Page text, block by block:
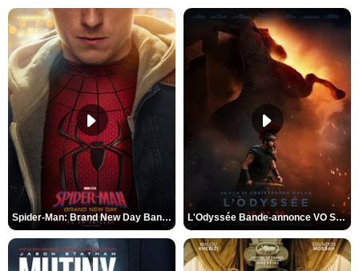
Spider-Man: Brand New Day Bande-annonce VO STFR L'Odyssée Bande-annonce VO STFR